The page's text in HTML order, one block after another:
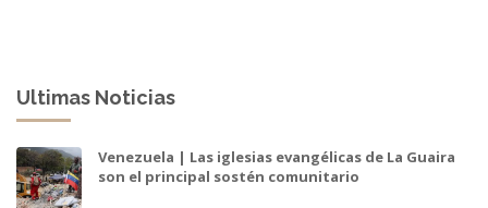
Ultimas Noticias
Venezuela | Las iglesias evangélicas de La Guaira
son el principal sostén comunitario